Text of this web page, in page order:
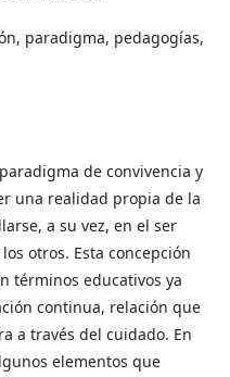
paradigma, pedagogías,
de convivencia y
una realidad propia de la
a su vez, en el ser
otros. Esta concepción
términos educativos ya
continua, relación que
a través del cuidado. En
elementos que